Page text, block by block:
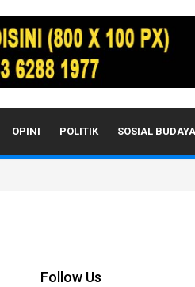
OPINI POLITIK SOSIAL BUDAYA
Follow Us